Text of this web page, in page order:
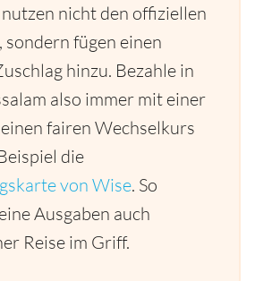
nicht den offiziellen
fügen einen
hinzu. Bezahle in
also immer mit einer
fairen Wechselkurs
die
von Wise. So
Ausgaben auch
Reise im Griff.